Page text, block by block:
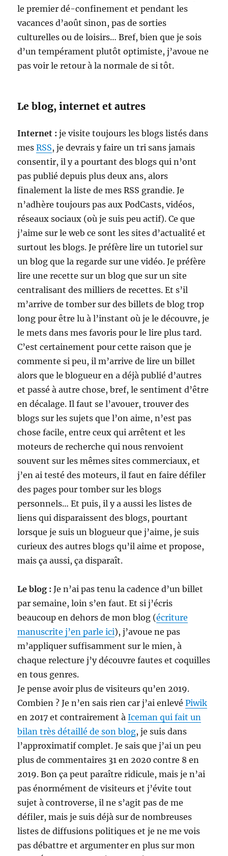
le premier dé-confinement et pendant les
vacances d’août sinon, pas de sorties
culturelles ou de loisirs… Bref, bien que je sois
d’un tempérament plutôt optimiste, j’avoue ne
pas voir le retour à la normale de si tôt.
Le blog, internet et autres
Internet : je visite toujours les blogs listés dans
mesRSS, je devrais y faire un tri sans jamais
consentir, il y a pourtant des blogs qui n’ont
pas publié depuis plus deux ans, alors
finalement la liste de mes RSS grandie. Je
n’adhère toujours pas aux PodCasts, vidéos,
réseaux sociaux (où je suis peu actif). Ce que
j’aime sur le web ce sont les sites d’actualité et
surtout les blogs. Je préfère lire un tutoriel sur
un blog que la regarde sur une vidéo. Je préfère
lire une recette sur un blog que sur un site
centralisant des milliers de recettes. Et s’il
m’arrive de tomber sur des billets de blog trop
long pour être lu à l’instant où je le découvre, je
le mets dans mes favoris pour le lire plus tard.
C’est certainement pour cette raison que je
commente si peu, il m’arrive de lire un billet
alors que le blogueur en a déjà publié d’autres
et passé à autre chose, bref, le sentiment d’être
en décalage. Il faut se l’avouer, trouver des
blogs sur les sujets que l’on aime, n’est pas
chose facile, entre ceux qui arrêtent et les
moteurs de recherche qui nous renvoient
souvent sur les mêmes sites commerciaux, et
j’en ai testé des moteurs, il faut en faire défiler
des pages pour tomber sur les blogs
personnels… Et puis, il y a aussi les listes de
liens qui disparaissent des blogs, pourtant
lorsque je suis un blogueur que j’aime, je suis
curieux des autres blogs qu’il aime et propose,
mais ça aussi, ça disparaît.
Le blog : Je n’ai pas tenu la cadence d’un billet
par semaine, loin s’en faut. Et si j’écris
beaucoup en dehors de mon blog (écriture
manuscrite j’en parle ici), j’avoue ne pas
m’appliquer suffisamment sur le mien, à
chaque relecture j’y découvre fautes et coquilles
en tous genres.
Je pense avoir plus de visiteurs qu’en 2019.
Combien ? Je n’en sais rien car j’ai enlevéPiwik
en 2017 et contrairement àIceman qui fait un
bilan très détaillé de son blog, je suis dans
l’approximatif complet. Je sais que j’ai un peu
plus de commentaires 31 en 2020 contre 8 en
2019. Bon ça peut paraître ridicule, mais je n’ai
pas énormément de visiteurs et j’évite tout
sujet à controverse, il ne s’agit pas de me
défiler, mais je suis déjà sur de nombreuses
listes de diffusions politiques et je ne me vois
pas débattre et argumenter en plus sur mon